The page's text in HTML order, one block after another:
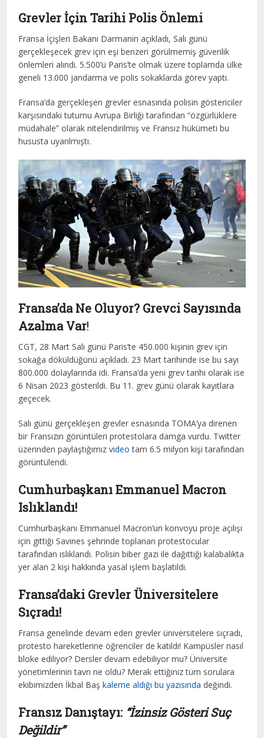
Grevler İçin Tarihi Polis Önlemi
Fransa İçişleri Bakanı Darmanin açıkladı, Salı günü
gerçekleşecek grev için eşi benzeri görülmemiş güvenlik
önlemleri alındı. 5.500’ü Paris’te olmak üzere toplamda ülke
geneli 13.000 jandarma ve polis sokaklarda görev yaptı.
Fransa’da gerçekleşen grevler esnasında polisin göstericiler
karşısındaki tutumu Avrupa Birliği tarafından “özgürlüklere
müdahale” olarak nitelendirilmiş ve Fransız hükümeti bu
hususta uyarılmıştı.
Fransa’da Ne Oluyor? Grevci Sayısında
Azalma Var!
CGT, 28 Mart Salı günü Paris’te 450.000 kişinin grev için
sokağa döküldüğünü açıkladı. 23 Mart tarihinde ise bu sayı
800.000 dolaylarında idi. Fransa’da yeni grev tarihi olarak ise
6 Nisan 2023 gösterildi. Bu 11. grev günü olarak kayıtlara
geçecek.
Salı günü gerçekleşen grevler esnasında TOMA’ya direnen
bir Fransızın görüntüleri protestolara damga vurdu. Twitter
üzerinden paylaştığımızvideo tam 6.5 milyon kişi tarafından
görüntülendi.
Cumhurbaşkanı Emmanuel Macron
Islıklandı!
Cumhurbaşkanı Emmanuel Macron’un konvoyu proje açılışı
için gittiği Savines şehrinde toplanan protestocular
tarafından ıslıklandı. Polisin biber gazı ile dağıttığı kalabalıkta
yer alan 2 kişi hakkında yasal işlem başlatıldı.
Fransa’daki Grevler Üniversitelere
Sıçradı!
Fransa genelinde devam eden grevler üniversitelere sıçradı,
protesto hareketlerine öğrenciler de katıldı! Kampüsler nasıl
bloke ediliyor? Dersler devam edebiliyor mu? Üniversite
yönetimlerinin tavrı ne oldu? Merak ettiğiniz tüm sorulara
ekibimizden İkbal Başkaleme aldığı bu yazısında değindi.
Fransız Danıştayı: “İzinsiz Gösteri Suç
Değildir”